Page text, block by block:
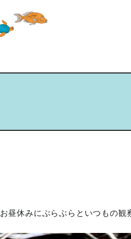
お昼休みにぶらぶらといつもの観